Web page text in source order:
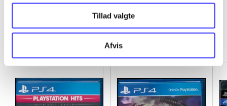
Tillad valgte
Afvis
Minder om